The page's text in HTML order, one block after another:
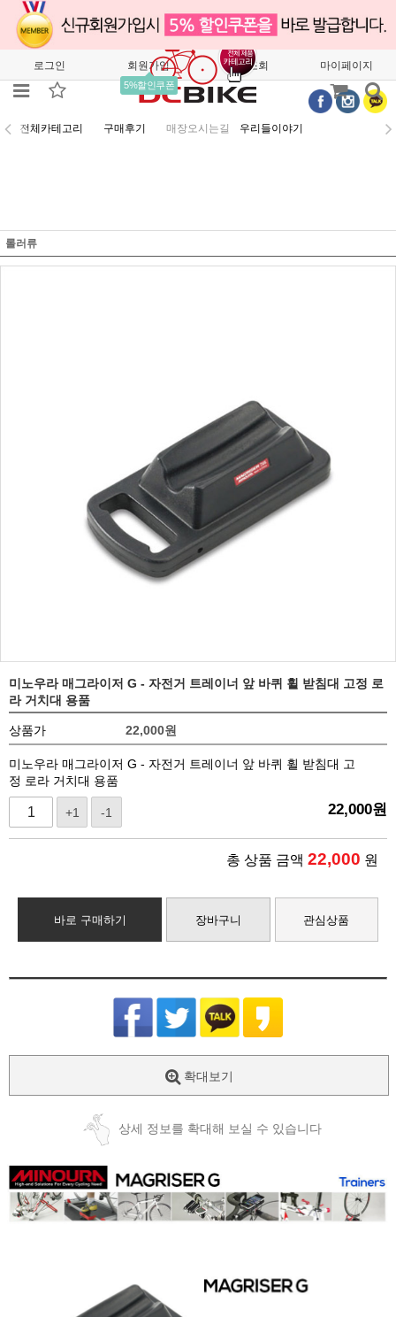
로그인 회원가입
5%할인쿠폰
주문조회 마이페이지
전체카테고리 구매후기 매장오시는길 우리들이야기
롤러류
미노우라 매그라이저 G - 자전거 트레이너 앞 바퀴 휠 받침대 고정 로
라 거치대 용품
상품가 22,000원
미노우라 매그라이저 G - 자전거 트레이너 앞 바퀴 휠 받침대 고
정 로라 거치대 용품
+1 -1 22,000원
총 상품 금액 22,000 원
바로 구매하기 장바구니 관심상품
확대보기
상세 정보를 확대해 보실 수 있습니다